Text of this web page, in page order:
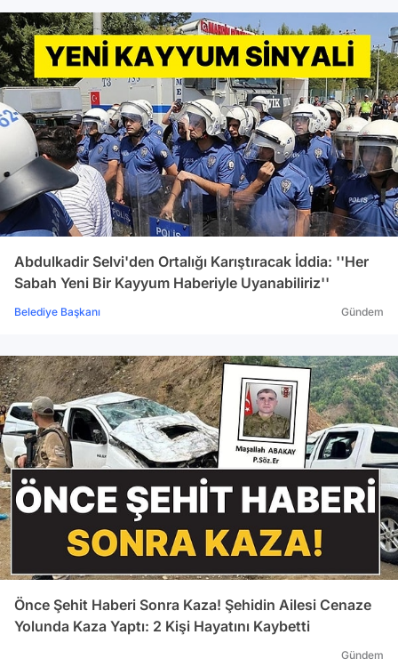
Abdulkadir Selvi'den Ortalığı Karıştıracak İddia: ''Her
Sabah Yeni Bir Kayyum Haberiyle Uyanabiliriz''
Belediye Başkanı Gündem
Önce Şehit Haberi Sonra Kaza! Şehidin Ailesi Cenaze
Yolunda Kaza Yaptı: 2 Kişi Hayatını Kaybetti
Gündem